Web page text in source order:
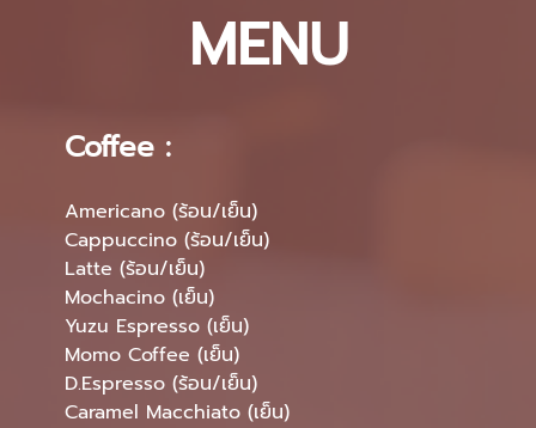
MENU
Coffee :
Americano (ร้อน/เย็น)
Cappuccino (ร้อน/เย็น)
Latte (ร้อน/เย็น)
Mochacino (เย็น)
Yuzu Espresso (เย็น)
Momo Coffee (เย็น)
D.Espresso (ร้อน/เย็น)
Caramel Macchiato (เย็น)